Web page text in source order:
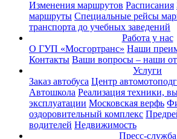
Изменения маршрутов Расписания
маршруты Специальные рейсы
транспорта до учебных заведений
Работа у нас
О ГУП «Мосгортранс» Наши
Контакты Ваши вопросы – наши
Услуги
Заказ автобуса Центр
Автошкола Реализация техники,
эксплуатации Московская верфь
оздоровительный комплекс
водителей Недвижимость
Пресс-служба